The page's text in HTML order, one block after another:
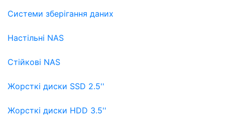
Системи зберігання даних
Настільні NAS
Стійкові NAS
Жорсткі диски SSD 2.5''
Жорсткі диски HDD 3.5''